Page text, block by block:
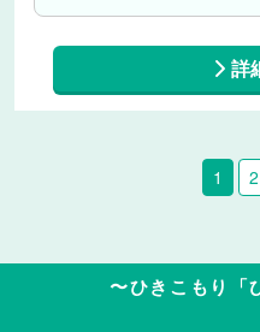
詳
1 2
〜ひきこもり「